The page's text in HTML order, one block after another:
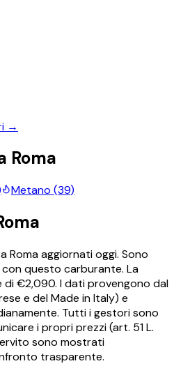
→
Roma
Metano (39)
aRomaaggiornati oggi. Sono
questo carburante. La
di €2,090. I dati provengono dal
e del Made in Italy) e
Tutti i gestori sono
i propri prezzi (art. 51 L.
sono mostrati
trasparente.